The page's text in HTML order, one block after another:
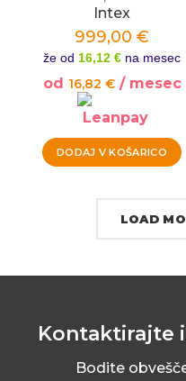
Intex
999,00 €
že od 16,12 € na mesec
od 16,82 €/ mesec
DODAJ V KOŠARICO
LOAD
Kontaktirajte
Bodite